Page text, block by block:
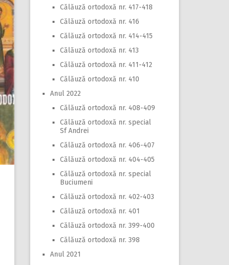
Călăuză ortodoxă nr. 417-418
Călăuză ortodoxă nr. 416
Călăuză ortodoxă nr. 414-415
Călăuză ortodoxă nr. 413
Călăuză ortodoxă nr. 411-412
Călăuză ortodoxă nr. 410
Anul 2022
Călăuză ortodoxă nr. 408-409
Călăuză ortodoxă nr. special
Sf Andrei
Călăuză ortodoxă nr. 406-407
Călăuză ortodoxă nr. 404-405
Călăuză ortodoxă nr. special
Buciumeni
Călăuză ortodoxă nr. 402-403
Călăuză ortodoxă nr. 401
Călăuză ortodoxă nr. 399-400
Călăuză ortodoxă nr. 398
Anul 2021